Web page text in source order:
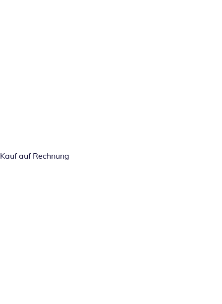
Kauf auf Rechnung